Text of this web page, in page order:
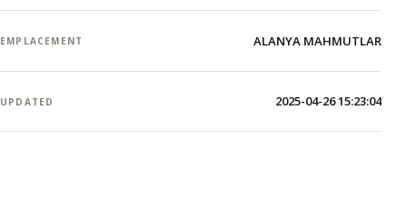
EMPLACEMENT ALANYA MAHMUTLAR
UPDATED 2025-04-26 15:23:04